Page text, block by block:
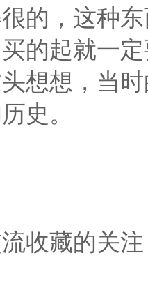
的，这种
的起就一
想想，当
史。
藏的关注